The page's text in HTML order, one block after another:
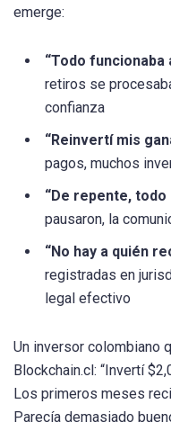
emerge:
“Todo funcionaba
retiros se
confianza
“Reinvertí mis
pagos, muchos
“De repente, todo
pausaron, la
“No hay a quién
registradas en
legal efectivo
Un inversor colombiano
Blockchain.cl: “Invertí
Los primeros meses
Parecía demasiado